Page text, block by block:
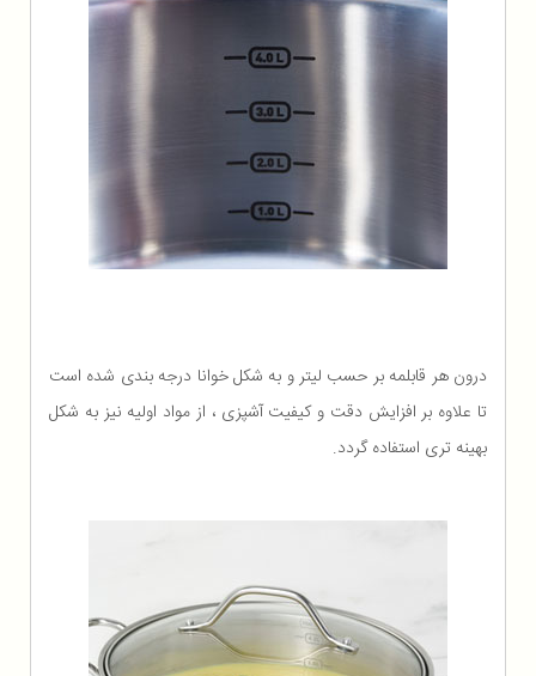
درون هر قابلمه بر حسب لیتر و به شکل خوانا درجه بندی شده است
تا علاوه بر افزایش دقت و کیفیت آشپزی ، از مواد اولیه نیز به شکل
بهینه تری استفاده گردد.